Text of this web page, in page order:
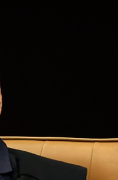
está por trás da
investimentos